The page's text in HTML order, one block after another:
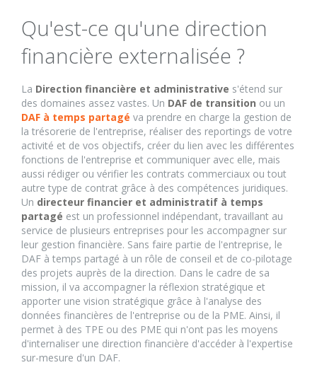
Qu'est-ce qu'une direction
financière externalisée ?
La Direction financière et administrative s'étend sur
des domaines assez vastes. Un DAF de transition ou un
DAF à temps partagé va prendre en charge la gestion de
la trésorerie de l'entreprise, réaliser des reportings de votre
activité et de vos objectifs, créer du lien avec les différentes
fonctions de l'entreprise et communiquer avec elle, mais
aussi rédiger ou vérifier les contrats commerciaux ou tout
autre type de contrat grâce à des compétences juridiques.
Un directeur financier et administratif à temps
partagé est un professionnel indépendant, travaillant au
service de plusieurs entreprises pour les accompagner sur
leur gestion financière. Sans faire partie de l'entreprise, le
DAF à temps partagé à un rôle de conseil et de co-pilotage
des projets auprès de la direction. Dans le cadre de sa
mission, il va accompagner la réflexion stratégique et
apporter une vision stratégique grâce à l'analyse des
données financières de l'entreprise ou de la PME. Ainsi, il
permet à des TPE ou des PME qui n'ont pas les moyens
d'internaliser une direction financière d'accéder à l'expertise
sur-mesure d'un DAF.